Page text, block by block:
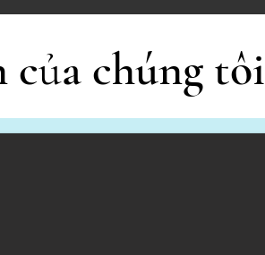
của chúng tôi